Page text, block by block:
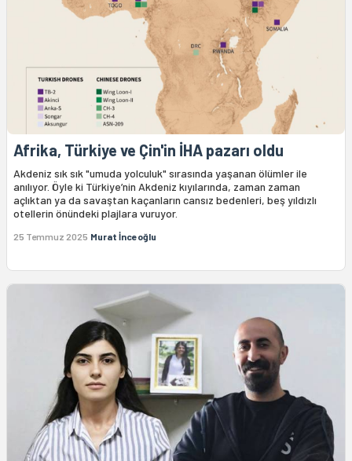
Afrika, Türkiye ve Çin'in İHA pazarı oldu
Akdeniz sık sık "umuda yolculuk" sırasında yaşanan ölümler ile
anılıyor. Öyle ki Türkiye’nin Akdeniz kıyılarında, zaman zaman
açlıktan ya da savaştan kaçanların cansız bedenleri, beş yıldızlı
otellerin önündeki plajlara vuruyor.
25 Temmuz 2025 Murat İnceoğlu